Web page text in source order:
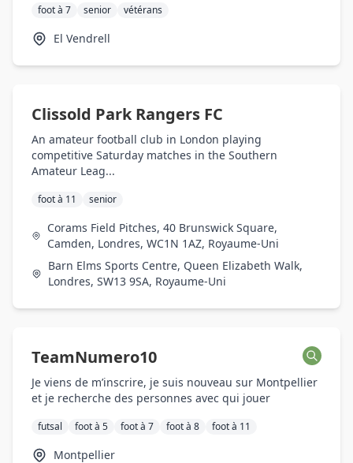
foot à 7 senior vétérans
El Vendrell
Clissold Park Rangers FC
An amateur football club in London playing
competitive Saturday matches in the Southern
Amateur Leag...
foot à 11 senior
Corams Field Pitches, 40 Brunswick Square,
Camden, Londres, WC1N 1AZ, Royaume-Uni
Barn Elms Sports Centre, Queen Elizabeth Walk,
Londres, SW13 9SA, Royaume-Uni
TeamNumero10
Je viens de m’inscrire, je suis nouveau sur Montpellier
et je recherche des personnes avec qui jouer
futsal foot à 5 foot à 7 foot à 8 foot à 11
Montpellier